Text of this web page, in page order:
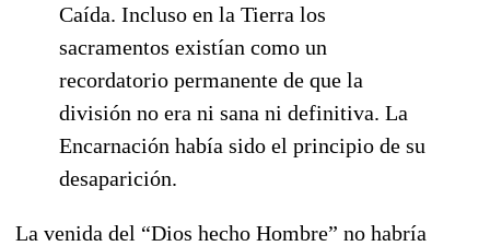
Caída. Incluso en la Tierra los
sacramentos existían como un
recordatorio permanente de que la
división no era ni sana ni definitiva. La
Encarnación había sido el principio de su
desaparición.
La venida del “Dios hecho Hombre” no habría